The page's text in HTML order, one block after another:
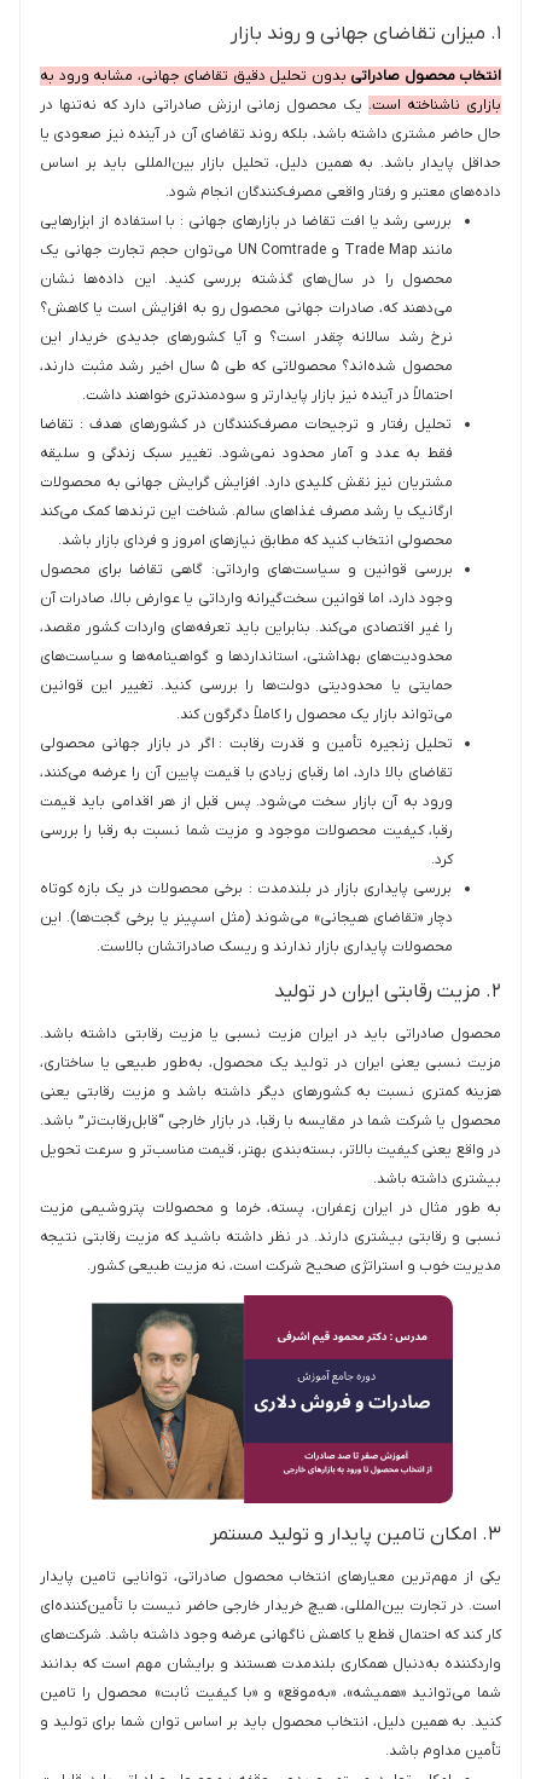
۱. میزان تقاضای جهانی و روند بازار
انتخاب محصول صادراتی بدون تحلیل دقیق تقاضای جهانی، مشابه ورود به
بازاری ناشناخته است. یک محصول زمانی ارزش صادراتی دارد که نه‌تنها در
حال حاضر مشتری داشته باشد، بلکه روند تقاضای آن در آینده نیز صعودی یا
حداقل پایدار باشد. به همین دلیل، تحلیل بازار بین‌المللی باید بر اساس
داده‌های معتبر و رفتار واقعی مصرف‌کنندگان انجام شود.
بررسی رشد یا افت تقاضا در بازارهای جهانی : با استفاده از ابزارهایی
مانند Trade Map و UN Comtrade می‌توان حجم تجارت جهانی یک
محصول را در سال‌های گذشته بررسی کنید. این داده‌ها نشان
می‌دهند که، صادرات جهانی محصول رو به افزایش است یا کاهش؟
نرخ رشد سالانه چقدر است؟ و آیا کشورهای جدیدی خریدار این
محصول شده‌اند؟ محصولاتی که طی ۵ سال اخیر رشد مثبت دارند،
احتمالاً در آینده نیز بازار پایدارتر و سودمندتری خواهند داشت.
تحلیل رفتار و ترجیحات مصرف‌کنندگان در کشورهای هدف : تقاضا
فقط به عدد و آمار محدود نمی‌شود. تغییر سبک زندگی و سلیقه
مشتریان نیز نقش کلیدی دارد. افزایش گرایش جهانی به محصولات
ارگانیک یا رشد مصرف غذاهای سالم. شناخت این ترندها کمک می‌کند
محصولی انتخاب کنید که مطابق نیازهای امروز و فردای بازار باشد.
بررسی قوانین و سیاست‌های وارداتی: گاهی تقاضا برای محصول
وجود دارد، اما قوانین سخت‌گیرانه وارداتی یا عوارض بالا، صادرات آن
را غیر اقتصادی می‌کند. بنابراین باید تعرفه‌های واردات کشور مقصد،
محدودیت‌های بهداشتی، استانداردها و گواهینامه‌ها و سیاست‌های
حمایتی یا محدودیتی دولت‌ها را بررسی کنید. تغییر این قوانین
می‌تواند بازار یک محصول را کاملاً دگرگون کند.
تحلیل زنجیره تأمین و قدرت رقابت : اگر در بازار جهانی محصولی
تقاضای بالا دارد، اما رقبای زیادی با قیمت پایین آن را عرضه می‌کنند،
ورود به آن بازار سخت می‌شود. پس قبل از هر اقدامی باید قیمت
رقبا، کیفیت محصولات موجود و مزیت شما نسبت به رقبا را بررسی
کرد.
بررسی پایداری بازار در بلندمدت : برخی محصولات در یک بازه کوتاه
دچار «تقاضای هیجانی» می‌شوند (مثل اسپینر یا برخی گجت‌ها). این
محصولات پایداری بازار ندارند و ریسک صادراتشان بالاست.
۲. مزیت رقابتی ایران در تولید
محصول صادراتی باید در ایران مزیت نسبی یا مزیت رقابتی داشته باشد.
مزیت نسبی یعنی ایران در تولید یک محصول، به‌طور طبیعی یا ساختاری،
هزینه کمتری نسبت به کشورهای دیگر داشته باشد و مزیت رقابتی یعنی
محصول یا شرکت شما در مقایسه با رقبا، در بازار خارجی “قابل‌رقابت‌تر” باشد.
در واقع یعنی کیفیت بالاتر، بسته‌بندی بهتر، قیمت مناسب‌تر و سرعت تحویل
بیشتری داشته باشد.
به طور مثال در ایران زعفران، پسته، خرما و محصولات پتروشیمی مزیت
نسبی و رقابتی بیشتری دارند. در نظر داشته باشید که مزیت رقابتی نتیجه
مدیریت خوب و استراتژی صحیح شرکت است، نه مزیت طبیعی کشور.
۳. امکان تامین پایدار و تولید مستمر
یکی از مهم‌ترین معیارهای انتخاب محصول صادراتی، توانایی تامین پایدار
است. در تجارت بین‌المللی، هیچ خریدار خارجی حاضر نیست با تأمین‌کننده‌ای
کار کند که احتمال قطع یا کاهش ناگهانی عرضه وجود داشته باشد. شرکت‌های
واردکننده به‌دنبال همکاری بلندمدت هستند و برایشان مهم است که بدانند
شما می‌توانید «همیشه»، «به‌موقع» و «با کیفیت ثابت» محصول را تامین
کنید. به همین دلیل، انتخاب محصول باید بر اساس توان شما برای تولید و
تأمین مداوم باشد.